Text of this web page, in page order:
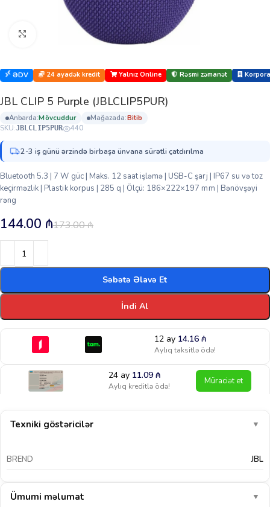
Böyütmək üçün klikləyin
ƏDV 24 ayadək kredit Yalnız Online Rəsmi zəmanət
JBL CLIP 5 Purple (JBLCLIP5PUR)
anbarda: mövcuddur mağazada:
bi̇ti̇b
SKU:JBLCLIP5PUR 440
2-3 iş günü ərzində birbaşa ünvana sürətli çatdırılma
Bluetooth 5.3 | 7 W güc | Maks. 12 saat işləmə | USB-C şarj | IP67 su və toz
keçirməzlik | Plastik korpus | 285 q | Ölçü: 186×222×197 mm | Bənövşəyi
rəng
173.00₼
144.00 ₼
Səbətə Əlavə Et
İndi Al
12 ay 14.16 ₼
Aylıq taksitlə ödə!
24 ay 11.09₼
Aylıq kreditlə ödə! Müraciət et
Texniki göstəricilər ▼
BREND JBL
Ümumi məlumat ▼